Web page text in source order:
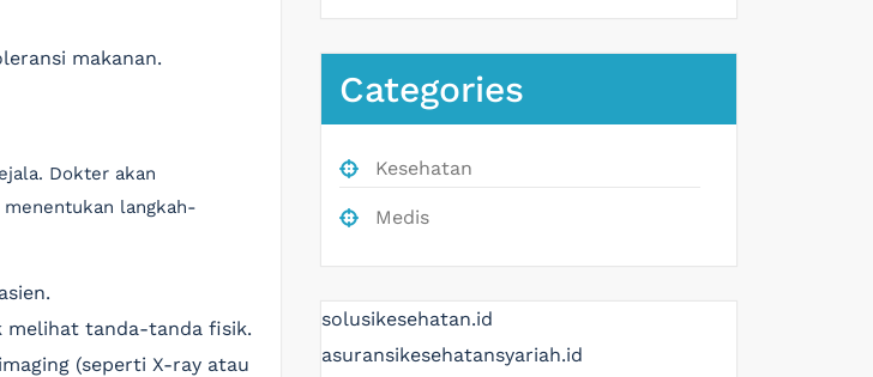
makanan.
Dokter akan
langkah-
melihat tanda-tanda fisik.
(seperti X-ray atau
Categories
Kesehatan
Medis
solusikesehatan.id
asuransikesehatansyariah.id